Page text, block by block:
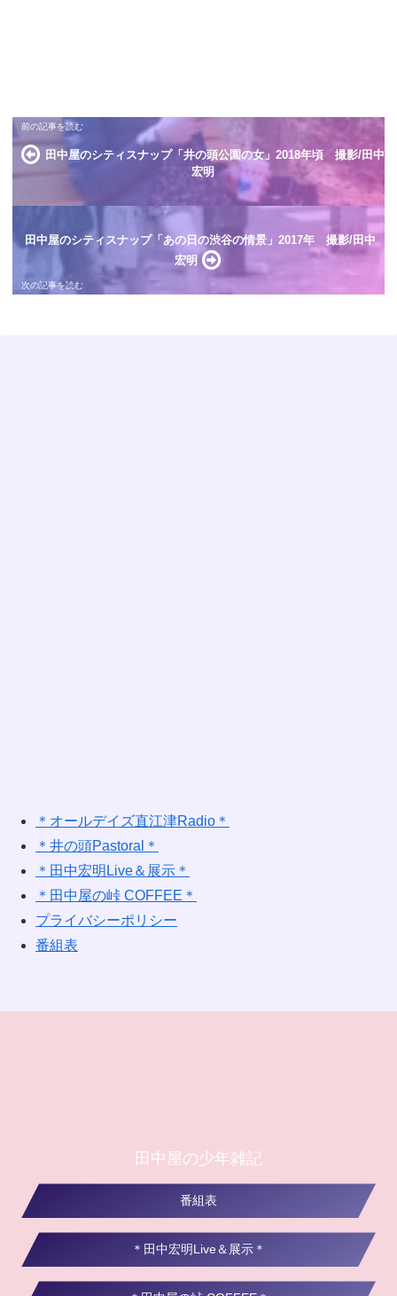
田中屋のシティスナップ「井の頭公園の女」2018年頃 撮影/田中
宏明
田中屋のシティスナップ「あの日の渋谷の情景」2017年 撮影/田中
宏明
＊オールデイズ直江津Radio＊
＊井の頭Pastoral＊
＊田中宏明Live＆展示＊
＊田中屋の峠 COFFEE＊
プライバシーポリシー
番組表
田中屋の少年雑記
番組表
＊田中宏明Live＆展示＊